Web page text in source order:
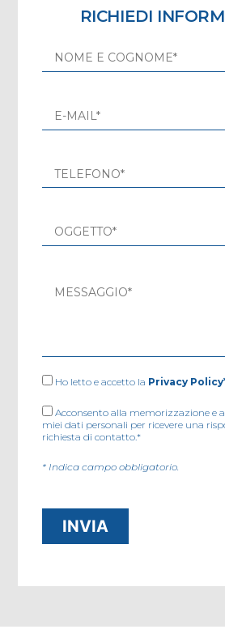
RICHIEDI
Ho letto e accetto la Privacy
Acconsento alla memorizzazione e
miei dati personali per ricevere una
richiesta di contatto.*
* Indica campo obbligatorio.